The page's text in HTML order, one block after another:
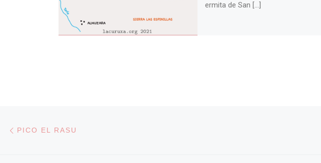
ermita de San […]
Navegación de entradas
PICO EL RASU